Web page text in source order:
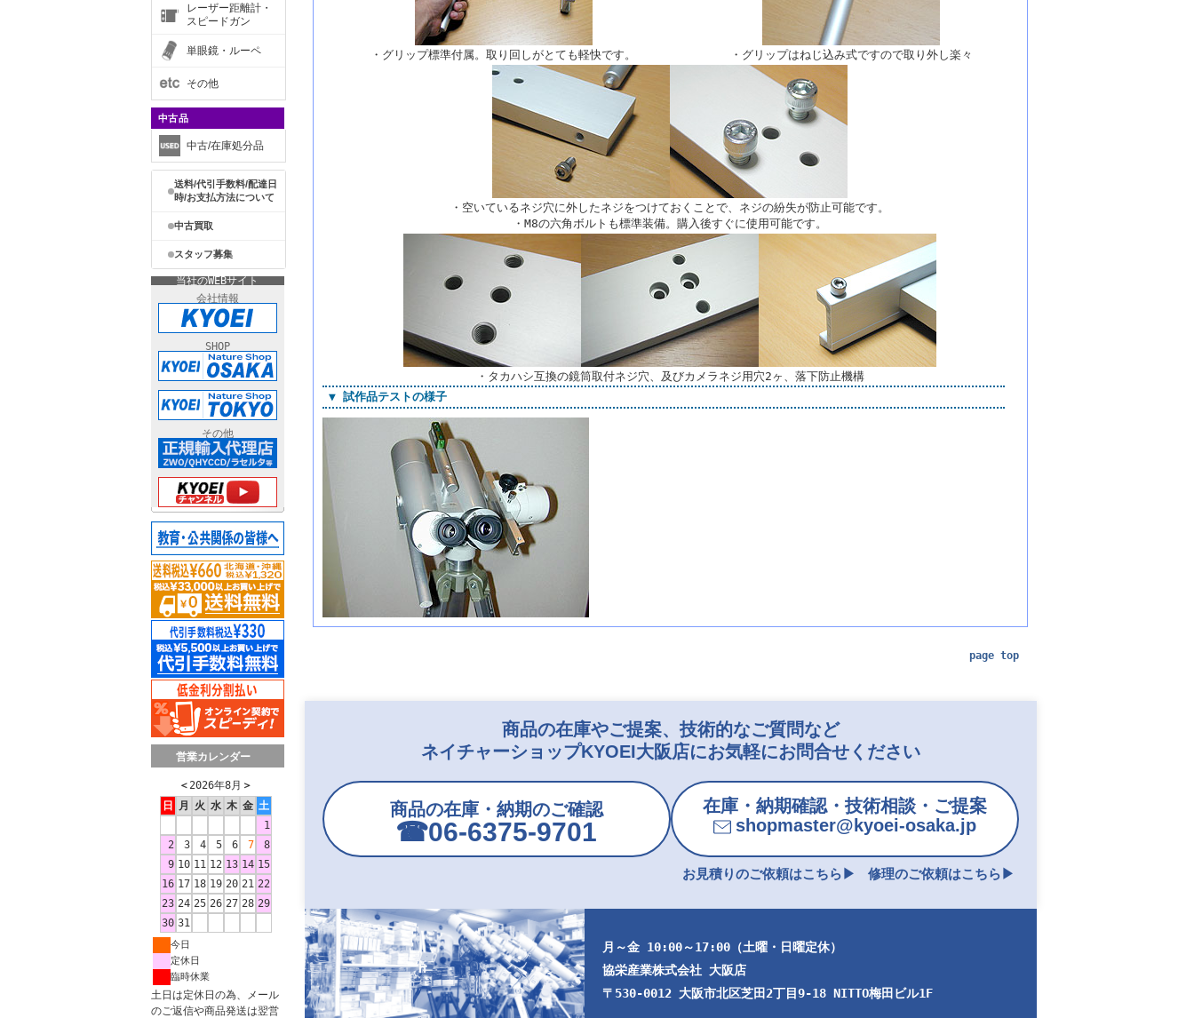
レーザー距離計・
スピードガン
単眼鏡・ルーペ
その他
中古品
中古/在庫処分品
送料/代引手数料/配達日
時/お支払方法について
中古買取
スタッフ募集
当社のWEBサイト
会社情報
SHOP
その他
営業カレンダー
＜ 2026年8月 ＞
日
月 火 水 木 金 土
1
2
3 4 5 6 7
8
9 10 11 12 13 14 15
16 17 18 19 20 21 22
23 24 25 26 27 28 29
30 31
今日
定休日
臨時休業
土日は定休日の為、メール
のご返信や商品発送は翌営
・グリップ標準付属。取り回しがとても軽快です。 ・グリップはねじ込み式ですので取り外し楽々
・空いているネジ穴に外したネジをつけておくことで、ネジの紛失が防止可能です。
・M8の六角ボルトも標準装備。購入後すぐに使用可能です。
・タカハシ互換の鏡筒取付ネジ穴、及びカメラネジ用穴2ヶ、落下防止機構
▼ 試作品テストの様子
page top
商品の在庫やご提案、技術的なご質問など
ネイチャーショップKYOEI大阪店にお気軽にお問合せください
商品の在庫・納期のご確認
☎︎06-6375-9701
在庫・納期確認・技術相談・ご提案
shopmaster@kyoei-osaka.jp
お見積りのご依頼はこちら▶︎ 修理のご依頼はこちら▶︎
月～金 10:00～17:00（土曜・日曜定休）
協栄産業株式会社 大阪店
〒530-0012 大阪市北区芝田2丁目9-18 NITTO梅田ビル1F